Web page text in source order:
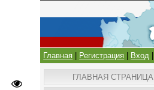
Главная Регистрация Вход
ГЛАВНАЯ СТРАНИЦА